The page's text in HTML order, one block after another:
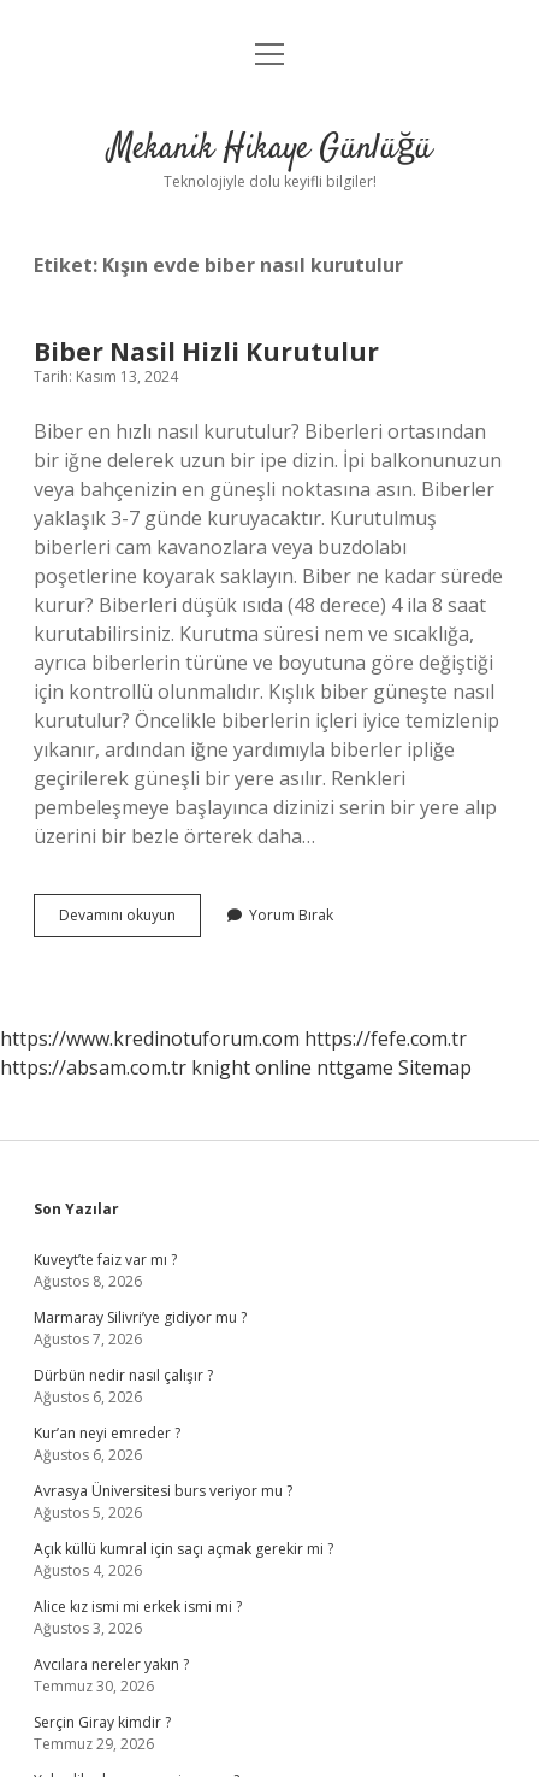
Anasayfa
Yasal Uyarı
menüyü
Mekanik Hikaye Günlüğü
Teknolojiyle dolu keyifli bilgiler!
Etiket: Kışın evde biber nasıl kurutulur
Biber Nasil Hizli Kurutulur
Tarih: Kasım 13, 2024
Biber en hızlı nasıl kurutulur? Biberleri ortasından
bir iğne delerek uzun bir ipe dizin. İpi balkonunuzun
veya bahçenizin en güneşli noktasına asın. Biberler
yaklaşık 3-7 günde kuruyacaktır. Kurutulmuş
biberleri cam kavanozlara veya buzdolabı
poşetlerine koyarak saklayın. Biber ne kadar sürede
kurur? Biberleri düşük ısıda (48 derece) 4 ila 8 saat
kurutabilirsiniz. Kurutma süresi nem ve sıcaklığa,
ayrıca biberlerin türüne ve boyutuna göre değiştiği
için kontrollü olunmalıdır. Kışlık biber güneşte nasıl
kurutulur? Öncelikle biberlerin içleri iyice temizlenip
yıkanır, ardından iğne yardımıyla biberler ipliğe
geçirilerek güneşli bir yere asılır. Renkleri
pembeleşmeye başlayınca dizinizi serin bir yere alıp
üzerini bir bezle örterek daha…
Devamını okuyun
Nasil
Yorum Bırak
https://www.kredinotuforum.com https://fefe.com.tr
https://absam.com.tr knight online nttgame Sitemap
Sidebar
Son Yazılar
Kuveyt’te faiz var mı ?
Ağustos 8, 2026
Marmaray Silivri’ye gidiyor mu ?
Ağustos 7, 2026
Dürbün nedir nasıl çalışır ?
Ağustos 6, 2026
Kur’an neyi emreder ?
Ağustos 6, 2026
Avrasya Üniversitesi burs veriyor mu ?
Ağustos 5, 2026
Açık küllü kumral için saçı açmak gerekir mi ?
Ağustos 4, 2026
Alice kız ismi mi erkek ismi mi ?
Ağustos 3, 2026
Avcılara nereler yakın ?
Temmuz 30, 2026
Serçin Giray kimdir ?
Temmuz 29, 2026